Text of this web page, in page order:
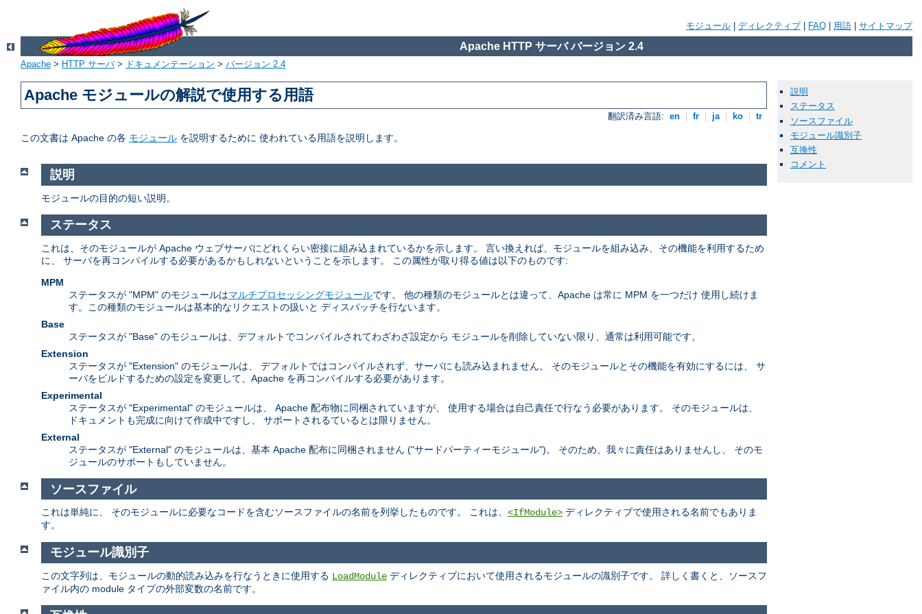
モジュール ディレクティブ FAQ 用語 サイトマップ
Apache HTTP サーバ バージョン 2.4
Apache > HTTP サーバ> ドキュメンテーション > バージョン 2.4
Apache モジュールの解説で使用する用語
翻訳済み言語: en fr ja ko tr
この文書は Apache の各 モジュール を説明するために 使われている用語を説明します。
説明
ステータス
ソースファイル
モジュール識別子
互換性
コメント
説明
モジュールの目的の短い説明。
ステータス
これは、そのモジュールが Apache ウェブサーバにどれくらい密接に組み込まれているかを示します。 言い換えれば、モジュールを組み込み、その機能を利用するため
に、 サーバを再コンパイルする必要があるかもしれないということを示します。 この属性が取り得る値は以下のものです:
MPM
ステータスが "MPM" のモジュールはマルチプロセッシングモジュールです。 他の種類のモジュールとは違って、Apache は常に MPM を一つだけ 使用し続けま
す。この種類のモジュールは基本的なリクエストの扱いと ディスパッチを行ないます。
Base
ステータスが "Base" のモジュールは、デフォルトでコンパイルされてわざわざ設定から モジュールを削除していない限り、通常は利用可能です。
Extension
ステータスが "Extension" のモジュールは、 デフォルトではコンパイルされず、サーバにも読み込まれません。 そのモジュールとその機能を有効にするには、 サ
ーバをビルドするための設定を変更して、Apache を再コンパイルする必要があります。
Experimental
ステータスが "Experimental" のモジュールは、 Apache 配布物に同梱されていますが、 使用する場合は自己責任で行なう必要があります。 そのモジュールは、
ドキュメントも完成に向けて作成中ですし、 サポートされるているとは限りません。
External
ステータスが "External" のモジュールは、基本 Apache 配布に同梱されません ("サードパーティーモジュール")。 そのため、我々に責任はありませんし、 そのモ
ジュールのサポートもしていません。
ソースファイル
これは単純に、 そのモジュールに必要なコードを含むソースファイルの名前を列挙したものです。 これは、 <IfModule> ディレクティブで使用される名前でもありま
す。
モジュール識別子
この文字列は、モジュールの動的読み込みを行なうときに使用する LoadModule ディレクティブにおいて使用されるモジュールの識別子です。 詳しく書くと、ソースフ
ァイル内の module タイプの外部変数の名前です。